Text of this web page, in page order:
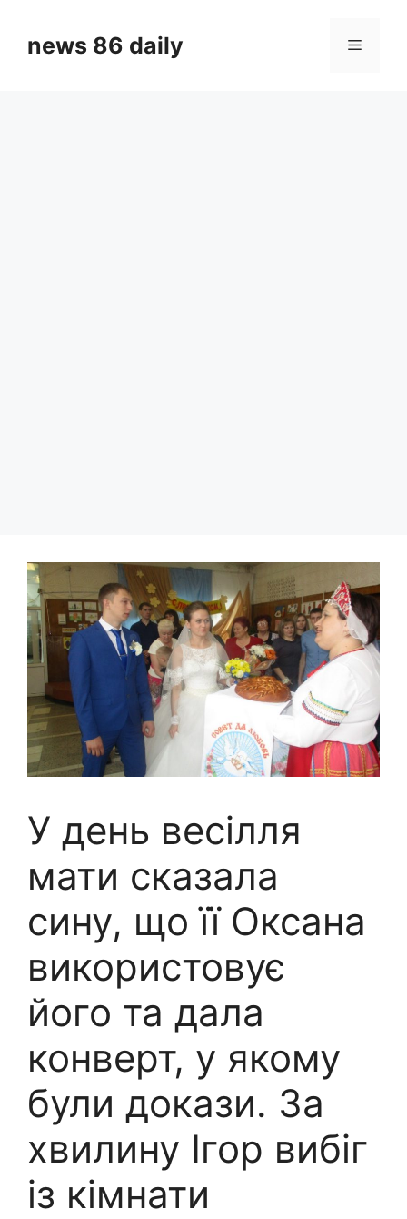
contentnews 86 daily Menu
У день весілля
мати сказала
сину, що її Оксана
використовує
його та дала
конверт, у якому
були докази. За
хвилину Ігор вибіг
із кімнати